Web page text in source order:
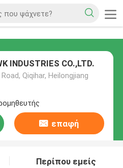
INDUSTRIES CO.,LTD.
Qiqihar, Heilongjiang
επαφή
Περίπου εμείς